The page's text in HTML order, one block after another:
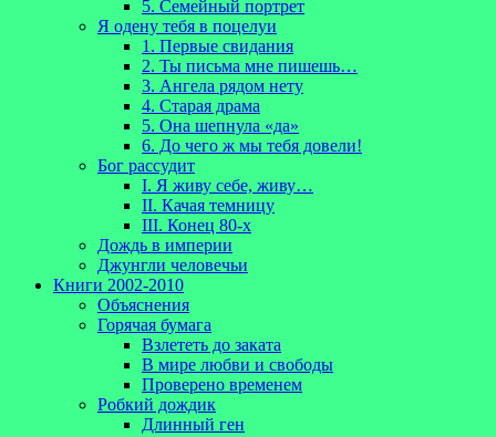
5. Семейный портрет
Я одену тебя в поцелуи
1. Первые свидания
2. Ты письма мне пишешь…
3. Ангела рядом нету
4. Старая драма
5. Она шепнула «да»
6. До чего ж мы тебя довели!
Бог рассудит
I. Я живу себе, живу…
II. Качая темницу
III. Конец 80-х
Дождь в империи
Джунгли человечьи
Книги 2002-2010
Объяснения
Горячая бумага
Взлететь до заката
В мире любви и свободы
Проверено временем
Робкий дождик
Длинный ген